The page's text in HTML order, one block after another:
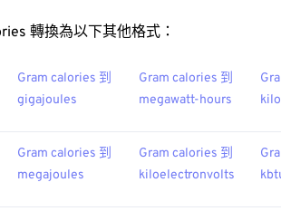
轉換為以下其他格式：
Gram calories 到
gigajoules
Gram calories 到
megawatt-hours
Gram calories 到
megajoules
Gram calories 到
kiloelectronvolts